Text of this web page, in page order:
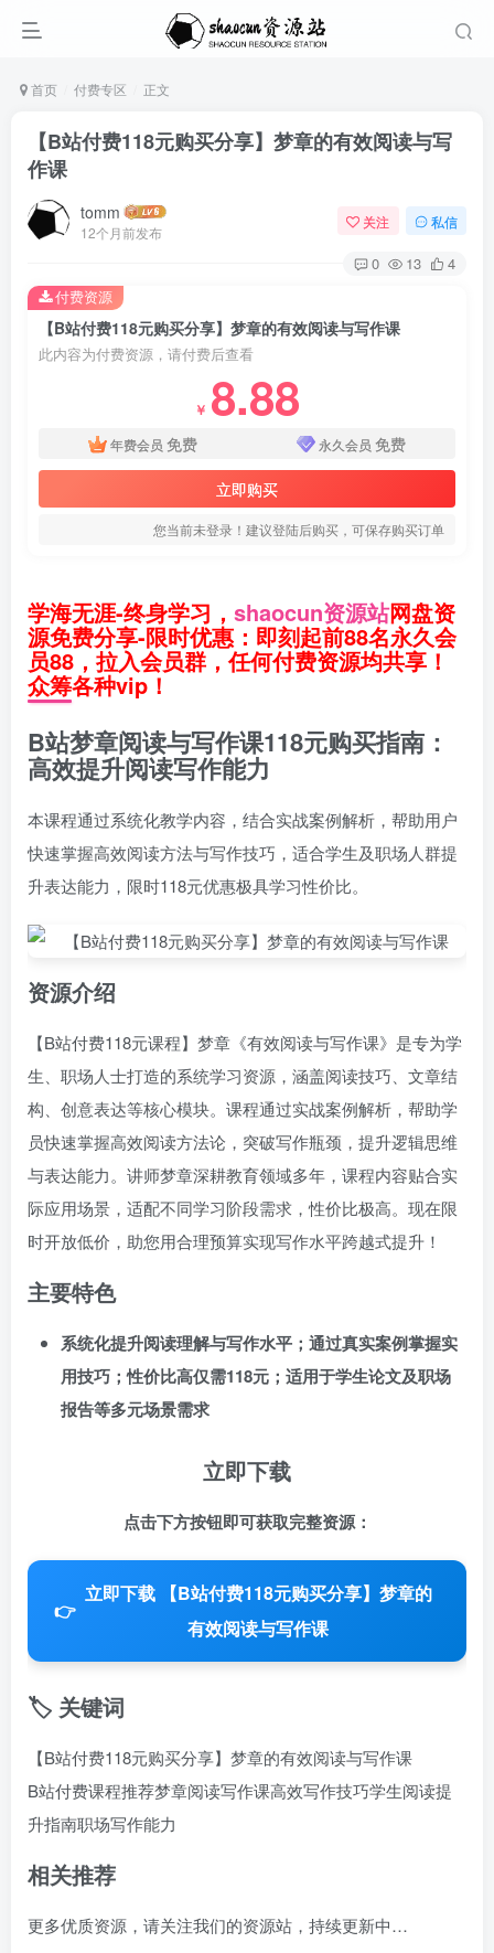
首页 付费专区 正文
【B站付费118元购买分享】梦章的有效阅读与写
作课
tomm
12个月前发布
关注 私信
0 13 4
【B站付费118元购买分享】梦章的有效阅读与写作课
此内容为付费资源，请付费后查看
￥ 8.88
年费会员 免费 永久会员 免费
立即购买
您当前未登录！建议登陆后购买，可保存购买订单
付费资源
学海无涯-终身学习， shaocun资源站网盘资
源免费分享-限时优惠：即刻起前88名永久会
员88，拉入会员群，任何付费资源均共享！
众筹各种vip！
B站梦章阅读与写作课118元购买指南：
高效提升阅读写作能力
本课程通过系统化教学内容，结合实战案例解析，帮助用户
快速掌握高效阅读方法与写作技巧，适合学生及职场人群提
升表达能力，限时118元优惠极具学习性价比。
资源介绍
【B站付费118元课程】梦章《有效阅读与写作课》是专为学
生、职场人士打造的系统学习资源，涵盖阅读技巧、文章结
构、创意表达等核心模块。课程通过实战案例解析，帮助学
员快速掌握高效阅读方法论，突破写作瓶颈，提升逻辑思维
与表达能力。讲师梦章深耕教育领域多年，课程内容贴合实
际应用场景，适配不同学习阶段需求，性价比极高。现在限
时开放低价，助您用合理预算实现写作水平跨越式提升！
主要特色
系统化提升阅读理解与写作水平；通过真实案例掌握实
用技巧；性价比高仅需118元；适用于学生论文及职场
报告等多元场景需求
立即下载
点击下方按钮即可获取完整资源：
👉
立即下载 【B站付费118元购买分享】梦章的
有效阅读与写作课
🏷️ 关键词
【B站付费118元购买分享】梦章的有效阅读与写作课
B站付费课程推荐梦章阅读写作课高效写作技巧学生阅读提
升指南职场写作能力
相关推荐
更多优质资源，请关注我们的资源站，持续更新中…